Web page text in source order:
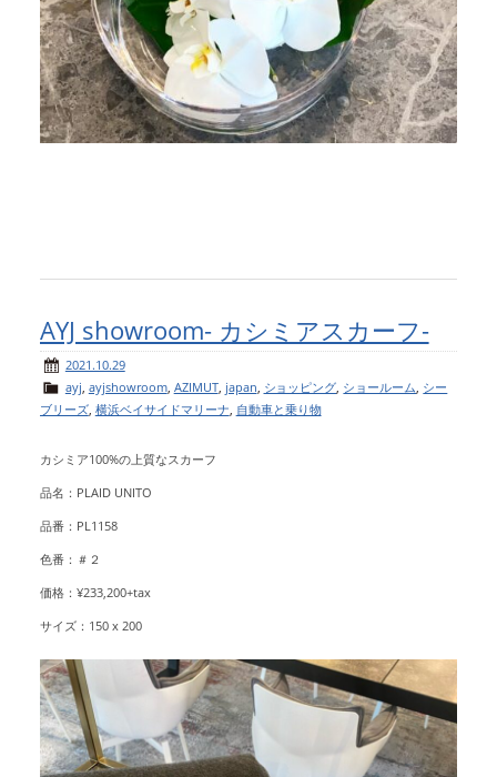
AYJ showroom- カシミアスカーフ-
2021.10.29
ayj, ayjshowroom, AZIMUT, japan, ショッピング, ショールーム, シー
ブリーズ, 横浜ベイサイドマリーナ, 自動車と乗り物
カシミア100%の上質なスカーフ
品名：PLAID UNITO
品番：PL1158
色番：＃２
価格：¥233,200+tax
サイズ：150 x 200